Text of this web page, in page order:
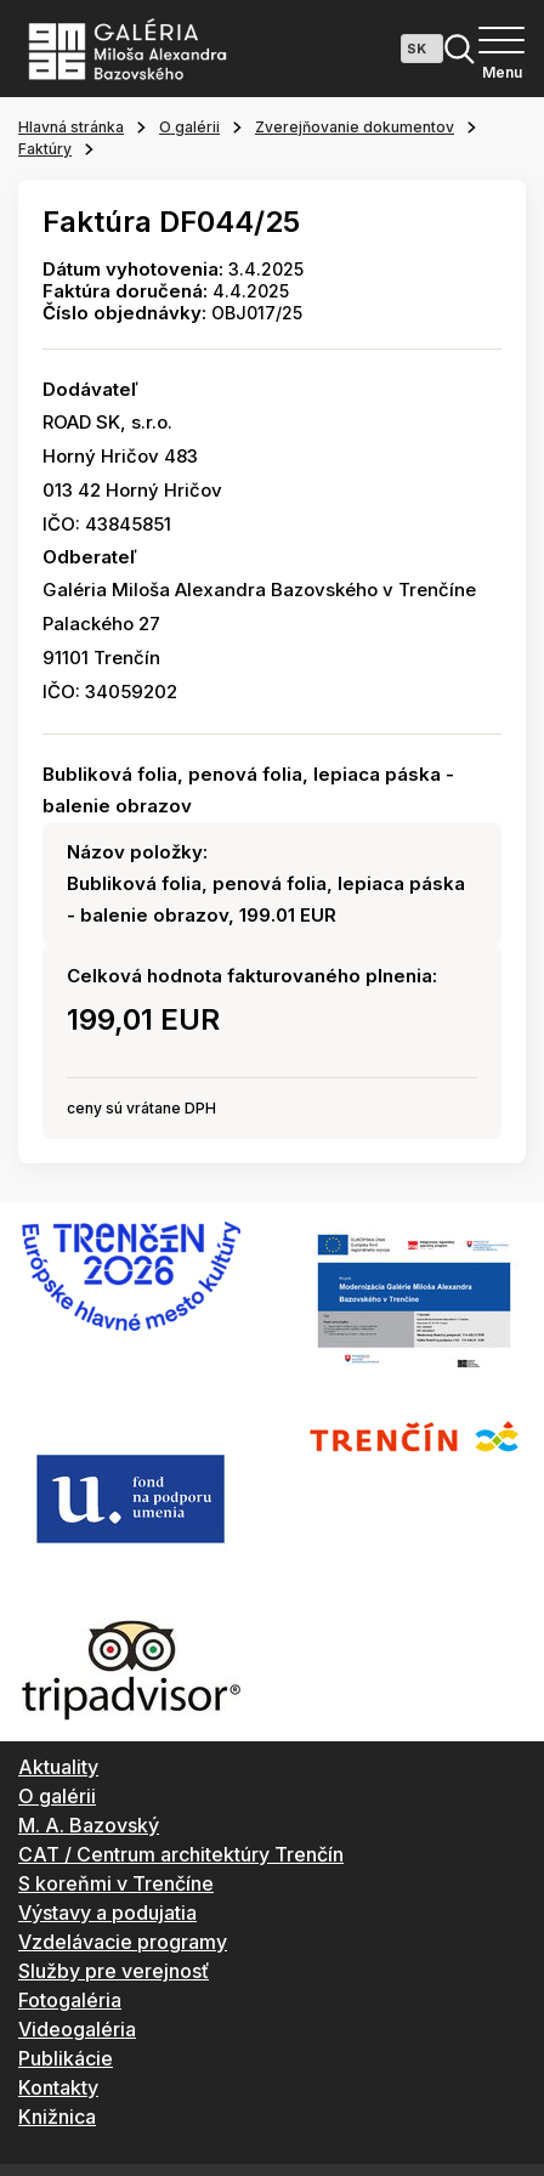
Menu
Hlavná stránka O galérii
Zverejňovanie dokumentov
Faktúry
Faktúra DF044/25
Dátum vyhotovenia: 3.4.2025
Faktúra doručená: 4.4.2025
Číslo objednávky: OBJ017/25
Dodávateľ
ROAD SK, s.r.o.
Horný Hričov 483
013 42 Horný Hričov
IČO: 43845851
Odberateľ
Galéria Miloša Alexandra Bazovského v Trenčíne
Palackého 27
91101 Trenčín
IČO: 34059202
Bubliková folia, penová folia, lepiaca páska -
balenie obrazov
Názov položky:
Bubliková folia, penová folia, lepiaca páska
- balenie obrazov, 199.01 EUR
Celková hodnota fakturovaného plnenia:
199,01 EUR
ceny sú vrátane DPH
Aktuality
O galérii
M. A. Bazovský
CAT / Centrum architektúry Trenčín
S koreňmi v Trenčíne
Výstavy a podujatia
Vzdelávacie programy
Služby pre verejnosť
Fotogaléria
Videogaléria
Publikácie
Kontakty
Knižnica